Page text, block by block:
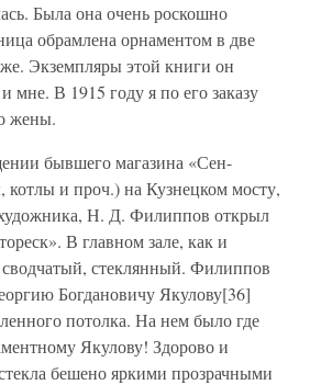
Была она очень роскошно
обрамлена орнаментом в две
Экземпляры этой книги он
мне. В 1915 году я по его заказу
жены.
бывшего магазина «Сен-
и проч.) на Кузнецком мосту,
Н. Д. Филиппов открыл
В главном зале, как и
стеклянный. Филиппов
Богдановичу Якулову[36]
потолка. На нем было где
Якулову! Здорово и
бешено яркими прозрачными